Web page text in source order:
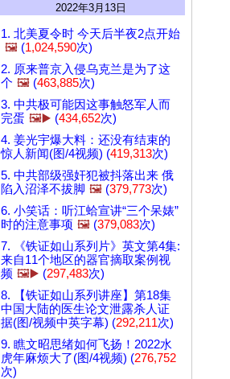
2022年3月13日
1. 北美夏令时 今天后半夜2点开始
🖼️ (1,024,590次)
2. 原来普京入侵乌克兰是为了这
个 🖼️ (463,885次)
3. 中共极可能因这事触怒军人而
完蛋 🖼️▶️ (434,652次)
4. 姜光宇爆大料：还没有结束的
惊人新闻(图/4视频) (419,313次)
5. 中共部级强奸犯被抖落出来 俄
陷入沼泽不拔脚 🖼️ (379,773次)
6. 小笑话：听江蛤宣讲“三个呆婊”
时的注意事项 🖼️ (379,083次)
7. 《铁证如山系列片》英文第4集:
来自11个地区的器官摘取案例视
频 🖼️▶️ (297,483次)
8. 【铁证如山系列讲座】第18集
中国大陆的医生论文泄露杀人证
据(图/视频中英字幕) (292,211次)
9. 瞧文昭思绪如何飞扬！2022水
虎年麻烦大了(图/4视频) (276,752
次)